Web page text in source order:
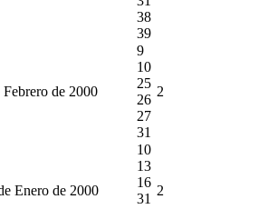
38
39
Febrero de 2000
9
10
25
26
27
31
2
Enero de 2000
10
13
16
31
2